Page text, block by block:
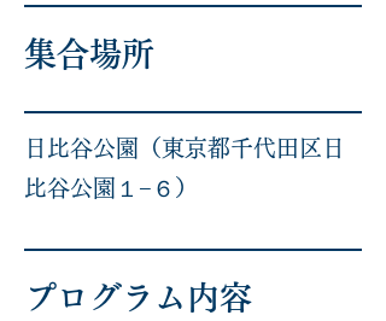
集合場所
日比谷公園（東京都千代田区日
比谷公園１−６）
プログラム内容